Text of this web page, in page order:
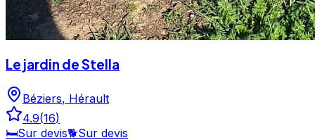
Le jardin de Stella
Béziers, Hérault
4.9(16)
🛏️Sur devis🐕Sur devis